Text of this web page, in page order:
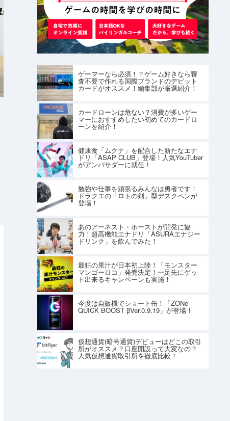
ゲーマーなら必須！？ゲーム好きなら審
査不要で作れる国際ブランドのデビット
カードがオススメ！編集部が厳選紹介！
カードローンは危ない？消費が多いゲー
マーにおすすめしたい初めてのカードロ
ーンを紹介！
健康食「ムクナ」を配合した新たなエナ
ドリ「ASAP CLUB」登場！人気YouTuber
がアンバサダーに就任！
勉強や仕事を頑張るみんなは勇者です！
ドラクエの「ロトの剣」型デスクペンが
登場！
あのアーネスト・ホーストが開発に協
力！超高機能エナドリ「ASURAエナジー
ドリンク」を飲んでみた！
最狂の果汁が日本初上陸！「モンスター
マンゴーロコ」発売決定！一足先にゲッ
ト出来るキャンペーンも実施！
今度は自販機でショート缶！「ZONe
QUICK BOOST βVer.0.9.19」が登場！
仮想通貨(暗号通貨)デビューはどこの取引
所がオススメ？口座開設って大変なの？
人気仮想通貨取引所を徹底比較！